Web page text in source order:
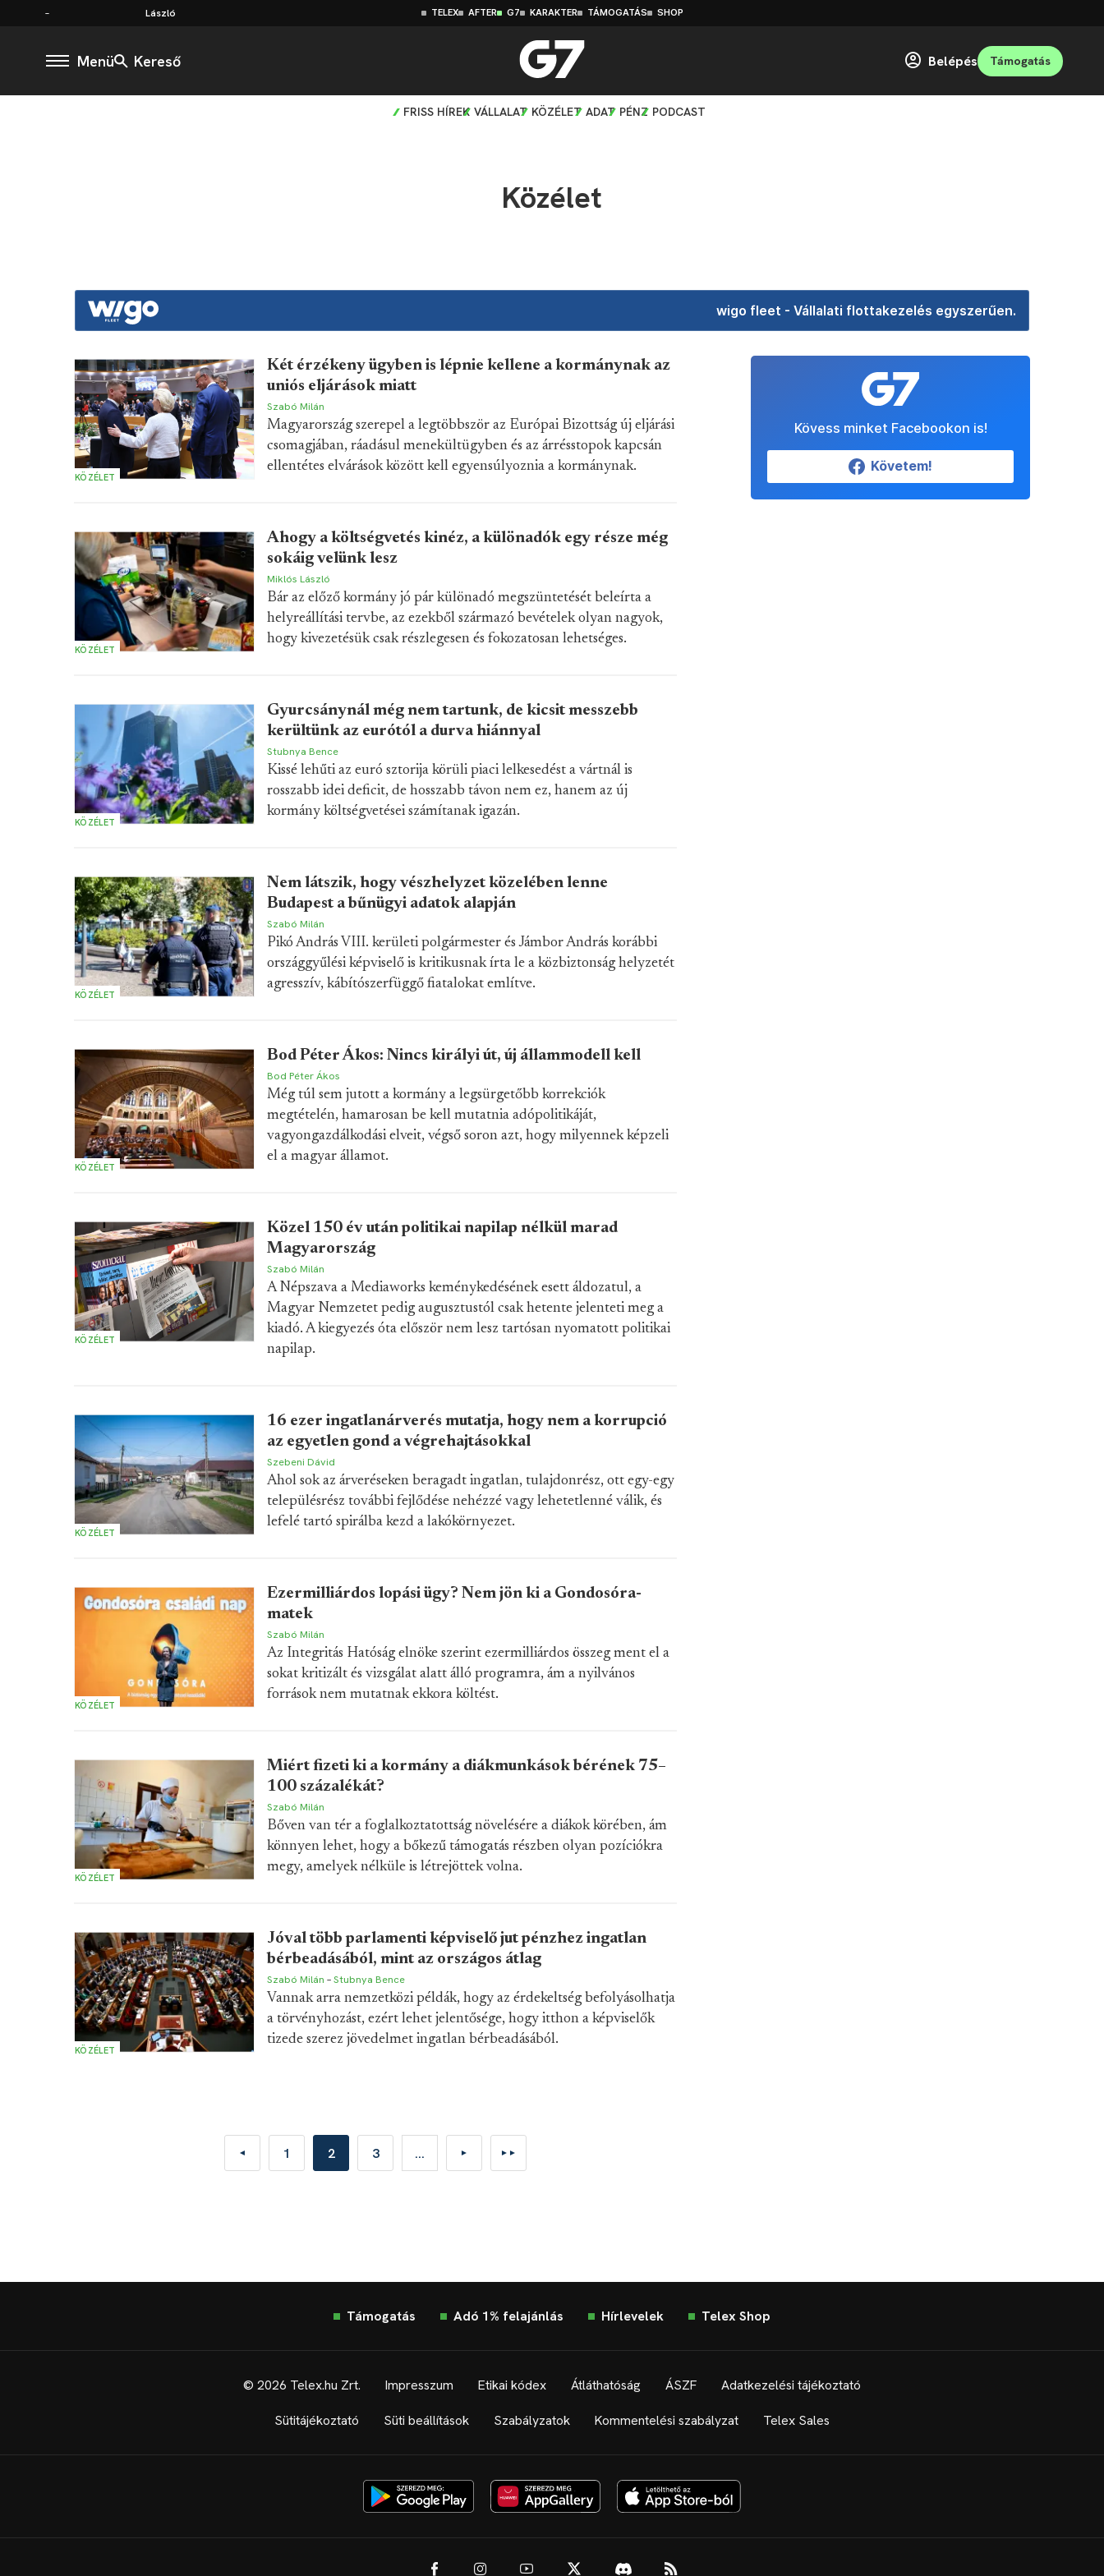
László TELEX AFTER G7 KARAKTER TÁMOGATÁS SHOP
Menü Kereső Belépés Támogatás
FRISS HÍREK VÁLLALAT KÖZÉLET ADAT PÉNZ PODCAST
Közélet
wigo fleet - Vállalati flottakezelés egyszerűen.
KÖZÉLET
Két érzékeny ügyben is lépnie kellene a kormánynak az
uniós eljárások miatt
Szabó Milán
Magyarország szerepel a legtöbbször az Európai Bizottság új eljárási
csomagjában, ráadásul menekültügyben és az árrésstopok kapcsán
ellentétes elvárások között kell egyensúlyoznia a kormánynak.
KÖZÉLET
Ahogy a költségvetés kinéz, a különadók egy része még
sokáig velünk lesz
Miklós László
Bár az előző kormány jó pár különadó megszüntetését beleírta a
helyreállítási tervbe, az ezekből származó bevételek olyan nagyok,
hogy kivezetésük csak részlegesen és fokozatosan lehetséges.
KÖZÉLET
Gyurcsánynál még nem tartunk, de kicsit messzebb
kerültünk az eurótól a durva hiánnyal
Stubnya Bence
Kissé lehűti az euró sztorija körüli piaci lelkesedést a vártnál is
rosszabb idei deficit, de hosszabb távon nem ez, hanem az új
kormány költségvetései számítanak igazán.
KÖZÉLET
Nem látszik, hogy vészhelyzet közelében lenne
Budapest a bűnügyi adatok alapján
Szabó Milán
Pikó András VIII. kerületi polgármester és Jámbor András korábbi
országgyűlési képviselő is kritikusnak írta le a közbiztonság helyzetét
agresszív, kábítószerfüggő fiatalokat említve.
KÖZÉLET
Bod Péter Ákos: Nincs királyi út, új állammodell kell
Bod Péter Ákos
Még túl sem jutott a kormány a legsürgetőbb korrekciók
megtételén, hamarosan be kell mutatnia adópolitikáját,
vagyongazdálkodási elveit, végső soron azt, hogy milyennek képzeli
el a magyar államot.
KÖZÉLET
Közel 150 év után politikai napilap nélkül marad
Magyarország
Szabó Milán
A Népszava a Mediaworks keménykedésének esett áldozatul, a
Magyar Nemzetet pedig augusztustól csak hetente jelenteti meg a
kiadó. A kiegyezés óta először nem lesz tartósan nyomatott politikai
napilap.
KÖZÉLET
16 ezer ingatlanárverés mutatja, hogy nem a korrupció
az egyetlen gond a végrehajtásokkal
Szebeni Dávid
Ahol sok az árveréseken beragadt ingatlan, tulajdonrész, ott egy-egy
településrész további fejlődése nehézzé vagy lehetetlenné válik, és
lefelé tartó spirálba kezd a lakókörnyezet.
KÖZÉLET
Ezermilliárdos lopási ügy? Nem jön ki a Gondosóra-
matek
Szabó Milán
Az Integritás Hatóság elnöke szerint ezermilliárdos összeg ment el a
sokat kritizált és vizsgálat alatt álló programra, ám a nyilvános
források nem mutatnak ekkora költést.
KÖZÉLET
Miért fizeti ki a kormány a diákmunkások bérének 75–
100 százalékát?
Szabó Milán
Bőven van tér a foglalkoztatottság növelésére a diákok körében, ám
könnyen lehet, hogy a bőkezű támogatás részben olyan pozíciókra
megy, amelyek nélküle is létrejöttek volna.
KÖZÉLET
Jóval több parlamenti képviselő jut pénzhez ingatlan
bérbeadásából, mint az országos átlag
Szabó Milán –Stubnya Bence
Vannak arra nemzetközi példák, hogy az érdekeltség befolyásolhatja
a törvényhozást, ezért lehet jelentősége, hogy itthon a képviselők
tizede szerez jövedelmet ingatlan bérbeadásából.
◄ 1 2 3 ... ► ►►
Kövess minket Facebookon is!
Követem!
Támogatás Adó 1% felajánlás Hírlevelek Telex Shop
© 2026 Telex.hu Zrt. Impresszum Etikai kódex Átláthatóság ÁSZF Adatkezelési tájékoztató
Sütitájékoztató Süti beállítások Szabályzatok Kommentelési szabályzat Telex Sales